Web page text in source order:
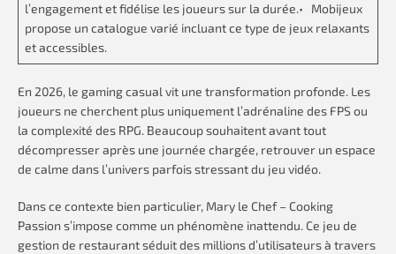
l’engagement et fidélise les joueurs sur la durée.• Mobijeux
propose un catalogue varié incluant ce type de jeux relaxants
et accessibles.
En 2026, le gaming casual vit une transformation profonde. Les
joueurs ne cherchent plus uniquement l’adrénaline des FPS ou
la complexité des RPG. Beaucoup souhaitent avant tout
décompresser après une journée chargée, retrouver un espace
de calme dans l’univers parfois stressant du jeu vidéo.
Dans ce contexte bien particulier, Mary le Chef – Cooking
Passion s’impose comme un phénomène inattendu. Ce jeu de
gestion de restaurant séduit des millions d’utilisateurs à travers